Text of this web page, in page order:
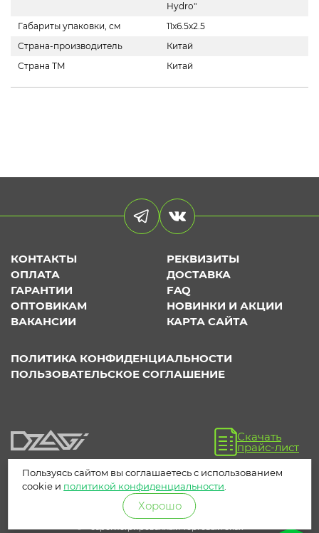
Hydro"
Габариты упаковки, см
11х6.5х2.5
Страна-производитель
Китай
Страна ТМ
Китай
КОНТАКТЫ
РЕКВИЗИТЫ
ОПЛАТА
ДОСТАВКА
ГАРАНТИИ
FAQ
ОПТОВИКАМ
НОВИНКИ И АКЦИИ
ВАКАНСИИ
КАРТА САЙТА
ПОЛИТИКА КОНФИДЕНЦИАЛЬНОСТИ
ПОЛЬЗОВАТЕЛЬСКОЕ СОГЛАШЕНИЕ
Скачать
прайс-лист
® – зарегистрированный торговый знак
Пользуясь сайтом вы соглашаетесь с использованием
cookie и политикой конфиденциальности
Хорошо